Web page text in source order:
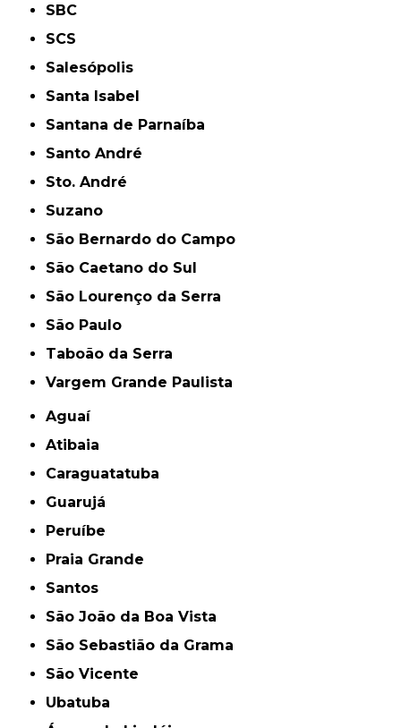
SBC
SCS
Salesópolis
Santa Isabel
Santana de Parnaíba
Santo André
Sto. André
Suzano
São Bernardo do Campo
São Caetano do Sul
São Lourenço da Serra
São Paulo
Taboão da Serra
Vargem Grande Paulista
Aguaí
Atibaia
Caraguatatuba
Guarujá
Peruíbe
Praia Grande
Santos
São João da Boa Vista
São Sebastião da Grama
São Vicente
Ubatuba